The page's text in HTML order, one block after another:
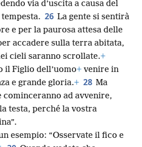
via d’uscita a causa del
26 La gente si sentirà
e per la paurosa attesa delle
accadere sulla terra abitata,
cieli saranno scrollate.+
il Figlio dell’uomo+ venire in
e grande gloria.+ 28 Ma
cominceranno ad avvenire,
testa, perché la vostra
esempio: “Osservate il fico e